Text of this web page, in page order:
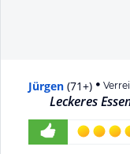
Jürgen (71+)
Leckeres